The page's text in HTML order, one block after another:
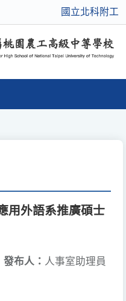
國立北科附工
用外語系推廣碩士
發布人： 人事室助理員